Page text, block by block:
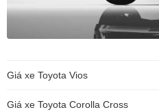
Giá xe Toyota Vios
Giá xe Toyota Corolla Cross